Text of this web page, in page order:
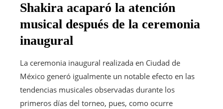
Shakira acaparó la atención
musical después de la ceremonia
inaugural
La ceremonia inaugural realizada en Ciudad de
México generó igualmente un notable efecto en las
tendencias musicales observadas durante los
primeros días del torneo, pues, como ocurre